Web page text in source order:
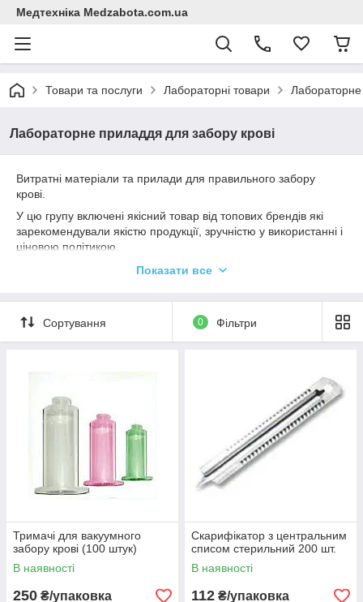
Медтехніка Medzabota.com.ua
Товари та послуги Лабораторні товари
Лабораторне приладдя для забору крові
Витратні матеріали та прилади для правильного забору
крові.
У цю групу включені якісний товар від топових брендів які
зарекомендували якістю продукції, зручністю у використанні і
ціновою політикою.
В групі складаються такі товари як тримачі для вакуумного
під різні завдання з роботою крові, джгути, голки, піпетки ,
бинти.
Показати все
Сортування 0 Фільтри
Тримачі для вакуумного
забору крові (100 штук)
В наявності
250 ₴/упаковка
Скарифікатор з центральним
списом стерильний 200 шт.
В наявності
112 ₴/упаковка